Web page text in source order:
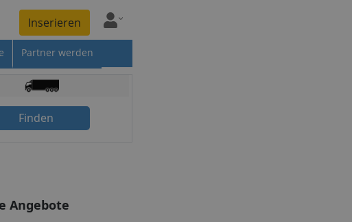
Inserieren
Partner werden
Finden
Angebote